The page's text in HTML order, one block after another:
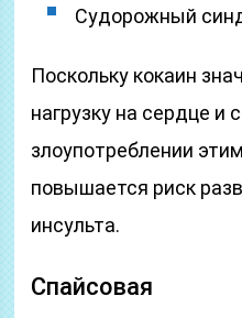
Судорожный
Поскольку кокаин
нагрузку на сердце и
злоупотреблении
повышается риск
инсульта.
Спайсовая